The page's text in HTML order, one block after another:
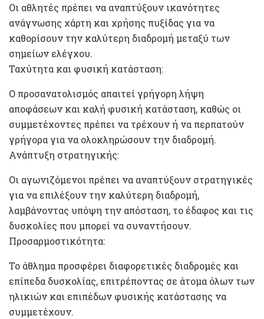
Οι αθλητές πρέπει να αναπτύξουν ικανότητες
ανάγνωσης χάρτη και χρήσης πυξίδας για να
καθορίσουν την καλύτερη διαδρομή μεταξύ των
σημείων ελέγχου.
Ταχύτητα και φυσική κατάσταση:
Ο προσανατολισμός απαιτεί γρήγορη λήψη
αποφάσεων και καλή φυσική κατάσταση, καθώς οι
συμμετέχοντες πρέπει να τρέχουν ή να περπατούν
γρήγορα για να ολοκληρώσουν την διαδρομή.
Ανάπτυξη στρατηγικής:
Οι αγωνιζόμενοι πρέπει να αναπτύξουν στρατηγικές
για να επιλέξουν την καλύτερη διαδρομή,
λαμβάνοντας υπόψη την απόσταση, το έδαφος και τις
δυσκολίες που μπορεί να συναντήσουν.
Προσαρμοστικότητα:
Το άθλημα προσφέρει διαφορετικές διαδρομές και
επίπεδα δυσκολίας, επιτρέποντας σε άτομα όλων των
ηλικιών και επιπέδων φυσικής κατάστασης να
συμμετέχουν.